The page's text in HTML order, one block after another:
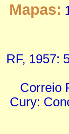
Mapas:
RF, 1957:
Correio
Cury: